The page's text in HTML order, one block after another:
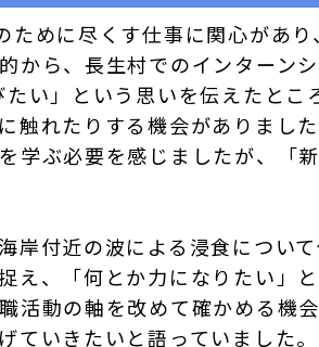
ために尽くす仕事に関心があ
から、長生村でのインターン
い」という思いを伝えたと
触れたりする機会がありまし
学ぶ必要を感じましたが、「
岸付近の波による浸食につい
え、「何とか力になりたい」
活動の軸を改めて確かめる機
ていきたいと語っていました。